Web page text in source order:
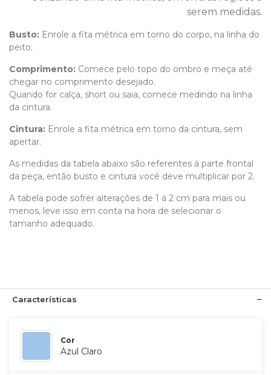
serem medidas.
Busto: Enrole a fita métrica em torno do corpo, na linha do
peito.
Comprimento: Comece pelo topo do ombro e meça até
chegar no comprimento desejado.
Quando for calça, short ou saia, comece medindo na linha
da cintura.
Cintura: Enrole a fita métrica em torno da cintura, sem
apertar.
As medidas da tabela abaixo são referentes á parte frontal
da peça, então busto e cintura você deve multiplicar por 2.
A tabela pode sofrer alterações de 1 á 2 cm para mais ou
menos, leve isso em conta na hora de selecionar o
tamanho adequado.
Características
Cor
Azul Claro